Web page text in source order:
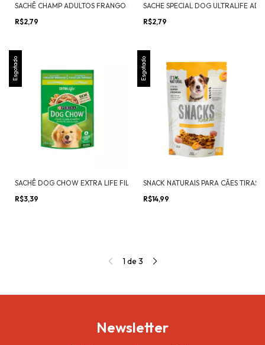
SACHÊ CHAMP ADULTOS FRANGO 85G
R$2,79
R$2,79
Esgotado
SACHÊ DOG CHOW EXTRA LIFE FILHOTES TODOS OS TAMANHOS FRANGO 85G
R$3,39
Esgotado
R$14,99
1 de 3
Newsletter